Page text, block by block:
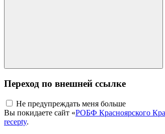
Переход по внешней ссылке
Не предупреждать меня больше
Вы покидаете сайт «РОБФ Красноярского
recepty.